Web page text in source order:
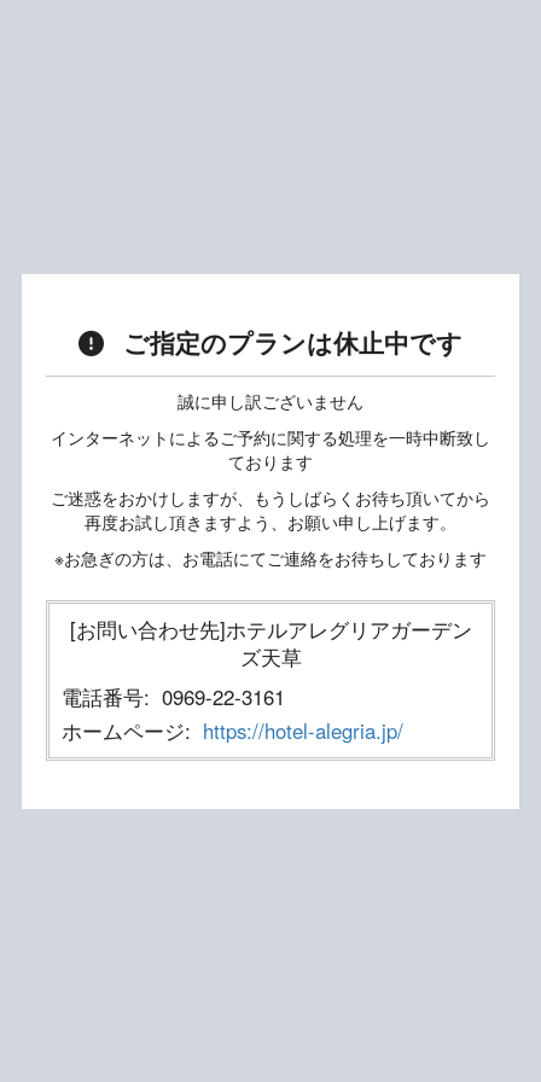
ご指定のプランは休止中です
誠に申し訳ございません
インターネットによるご予約に関する処理を一時中断致し
ております
ご迷惑をおかけしますが、もうしばらくお待ち頂いてから
再度お試し頂きますよう、お願い申し上げます。
※お急ぎの方は、お電話にてご連絡をお待ちしております
[お問い合わせ先]ホテルアレグリアガーデン
ズ天草
電話番号: 0969-22-3161
ホームページ: https://hotel-alegria.jp/